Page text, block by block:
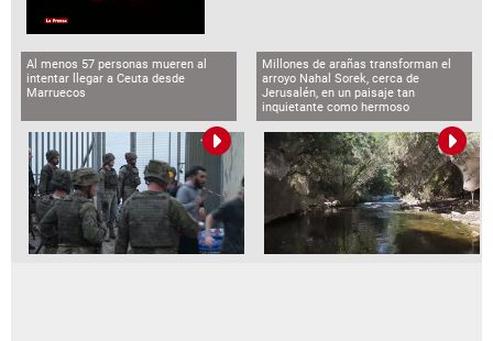
Al menos 57 personas mueren al
intentar llegar a Ceuta desde
Marruecos
Millones de arañas transforman el
arroyo Nahal Sorek, cerca de
Jerusalén, en un paisaje tan
inquietante como hermoso